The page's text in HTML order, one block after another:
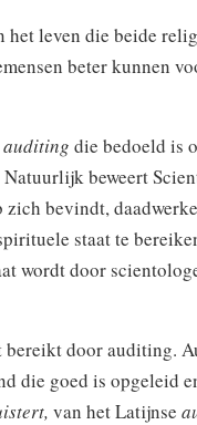
het leven die beide
beter kunnen
auditing die bedoeld is
beweert
zich bevindt,
staat te
wordt door
bereikt door auditing.
die goed is opgeleid
van het Latijnse